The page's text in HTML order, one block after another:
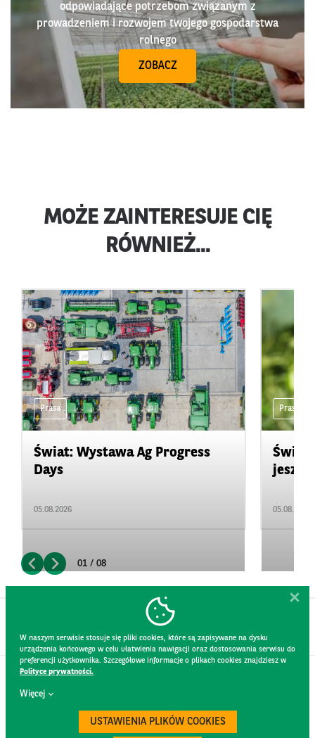
odpowiadające potrzebom związanym z
prowadzeniem i rozwojem twojego gospodarstwa
rolnego
ZOBACZ
MOŻE ZAINTERESUJE CIĘ
RÓWNIEŻ...
Prasa
Świat: Wystawa Ag Progress
Days
05.08.2026
Prasa
Świat:
05.08.2026
01 / 08
W naszym serwisie stosuje się pliki cookies, które są zapisywane na dysku
urządzenia końcowego w celu ułatwienia nawigacji oraz dostosowania serwisu do
preferencji użytkownika. Szczegółowe informacje o plikach cookies znajdziesz w
Polityce prywatności.
Więcej
USTAWIENIA PLIKÓW COOKIES
REGULAMIN STRONY
POLITYKA PRYWATNOŚCI